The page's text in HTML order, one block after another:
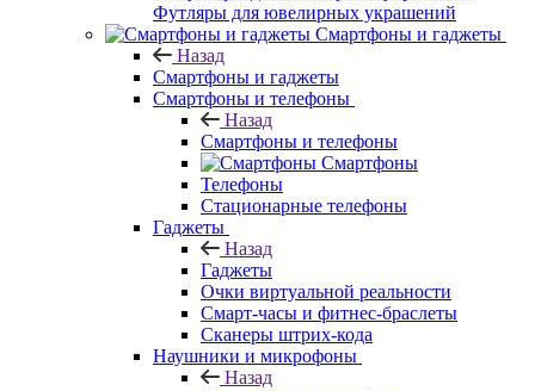
Футляры для ювелирных украшений
Смартфоны и гаджеты
Назад
Смартфоны и гаджеты
Смартфоны и телефоны
Назад
Смартфоны и телефоны
Смартфоны
Телефоны
Стационарные телефоны
Гаджеты
Назад
Гаджеты
Очки виртуальной реальности
Смарт-часы и фитнес-браслеты
Сканеры штрих-кода
Наушники и микрофоны
Назад